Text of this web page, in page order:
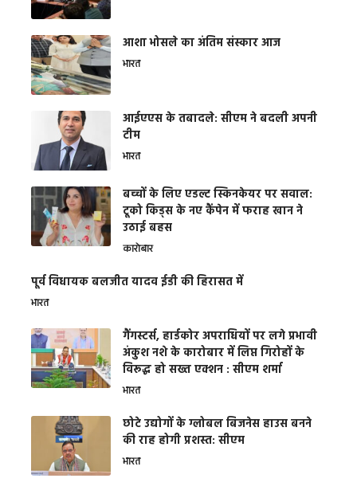
आशा भोसले का अंतिम संस्कार आज
भारत
आईएएस के तबादले: सीएम ने बदली अपनी
टीम
भारत
बच्चों के लिए एडल्ट स्किनकेयर पर सवाल:
टूको किड्स के नए कैंपेन में फराह खान ने
उठाई बहस
कारोबार
पूर्व विधायक बलजीत यादव ईडी की हिरासत में
भारत
गैंगस्टर्स, हार्डकोर अपराधियों पर लगे प्रभावी
अंकुश नशे के कारोबार में लिप्त गिरोहों के
विरूद्ध हो सख्त एक्शन : सीएम शर्मा
भारत
छोटे उद्योगों के ग्लोबल बिजनेस हाउस बनने
की राह होगी प्रशस्त: सीएम
भारत